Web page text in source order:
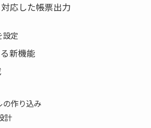
応した帳票出力
設定
新機能
の作り込み
計